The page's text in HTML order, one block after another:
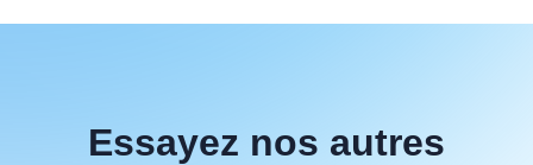
Essayez nos autres